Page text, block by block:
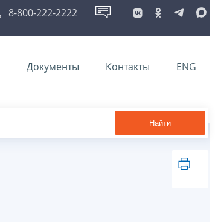
8-800-222-2222
Документы Контакты ENG
Найти